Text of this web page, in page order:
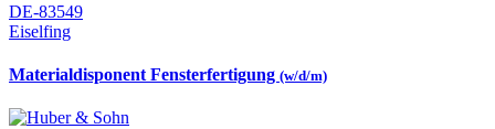
DE-83549
Eiselfing
Materialdisponent Fensterfertigung (w/d/m)